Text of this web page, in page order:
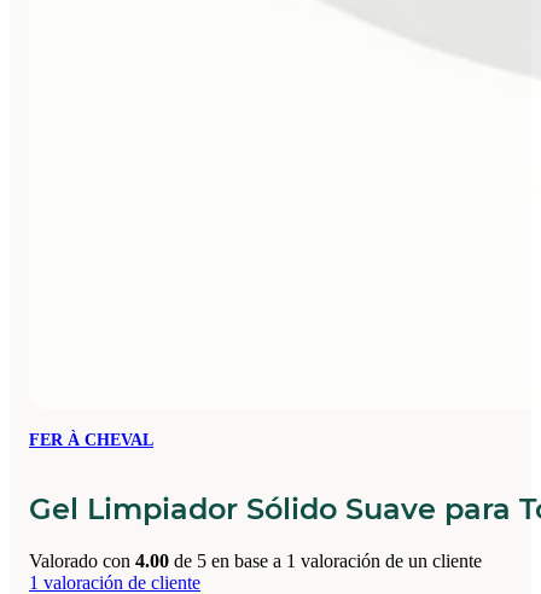
FER À CHEVAL
Gel Limpiador Sólido Suave para
Valorado con 4.00 de 5 en base a 1 valoración de un cliente
1 valoración de cliente